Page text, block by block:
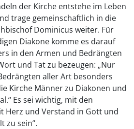
der Kirche entstehe im Leben
trage gemeinschaftlich in die
Dominicus weiter. Für
Diakone komme es darauf
in den Armen und Bedrängten
und Tat zu bezeugen: „Nur
aller Art besonders
Kirche Männer zu Diakonen und
Es sei wichtig, mit den
Herz und Verstand in Gott und
zu sein“.